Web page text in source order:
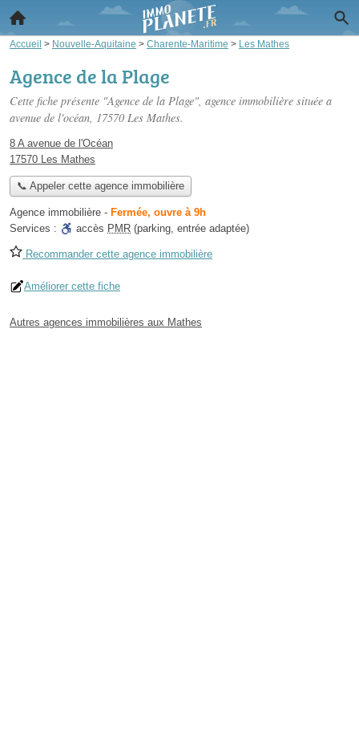
Accueil > Nouvelle-Aquitaine > Charente-Maritime > Les Mathes
Agence de la Plage
Cette fiche présente "Agence de la Plage", agence immobilière située a
avenue de l'océan, 17570 Les Mathes.
8 A avenue de l'Océan
17570 Les Mathes
📞 Appeler cette agence immobilière
Agence immobilière - Fermée, ouvre à 9h
Services :
accès PMR (parking, entrée adaptée)
Recommander cette agence immobilière
Améliorer cette fiche
Autres agences immobilières aux Mathes